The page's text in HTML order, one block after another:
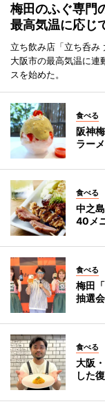
梅田のふぐ専門
最高気温に応じ
立ち飲み店「立ち呑み
大阪市の最高気温に連
スを始めた。
食べる
阪神
ラー
食べる
中之
40メ
食べる
梅田
抽選
食べる
大阪
した